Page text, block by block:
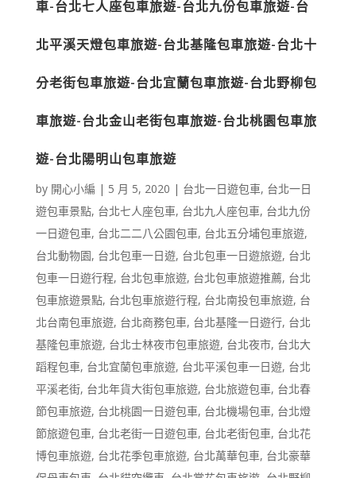
車-台北七人座包車旅遊-台北九份包車旅遊-台
北平溪天燈包車旅遊-台北基隆包車旅遊-台北十
分老街包車旅遊-台北宜蘭包車旅遊-台北野柳包
車旅遊-台北金山老街包車旅遊-台北桃園包車旅
遊-台北陽明山包車旅遊
by 開心小編 | 5 月 5, 2020 | 台北一日遊包車, 台北一日
遊包車景點, 台北七人座包車, 台北九人座包車, 台北九份
一日遊包車, 台北二二八公園包車, 台北五分埔包車旅遊,
台北動物園, 台北包車一日遊, 台北包車一日遊旅遊, 台北
包車一日遊行程, 台北包車旅遊, 台北包車旅遊推薦, 台北
包車旅遊景點, 台北包車旅遊行程, 台北南投包車旅遊, 台
北台南包車旅遊, 台北商務包車, 台北基隆一日遊行, 台北
基隆包車旅遊, 台北士林夜市包車旅遊, 台北夜市, 台北大
蹈程包車, 台北宜蘭包車旅遊, 台北平溪包車一日遊, 台北
平溪老街, 台北年貨大街包車旅遊, 台北旅遊包車, 台北春
節包車旅遊, 台北桃園一日遊包車, 台北機場包車, 台北燈
節旅遊包車, 台北老街一日遊包車, 台北老街包車, 台北花
博包車旅遊, 台北花季包車旅遊, 台北萬華包車, 台北豪華